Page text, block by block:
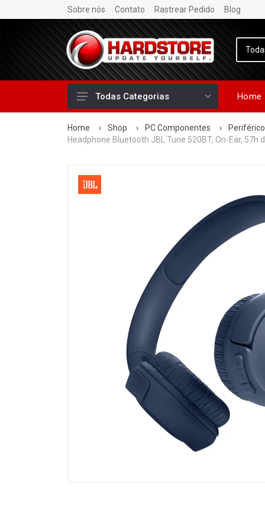
Sobre nós Contato Rastrear Pedido Blog
Todas Categorias Home
Home › Shop › PC Componentes ›
Headphone Bluetooth JBL Tune 520BT, On-Ear, 57h